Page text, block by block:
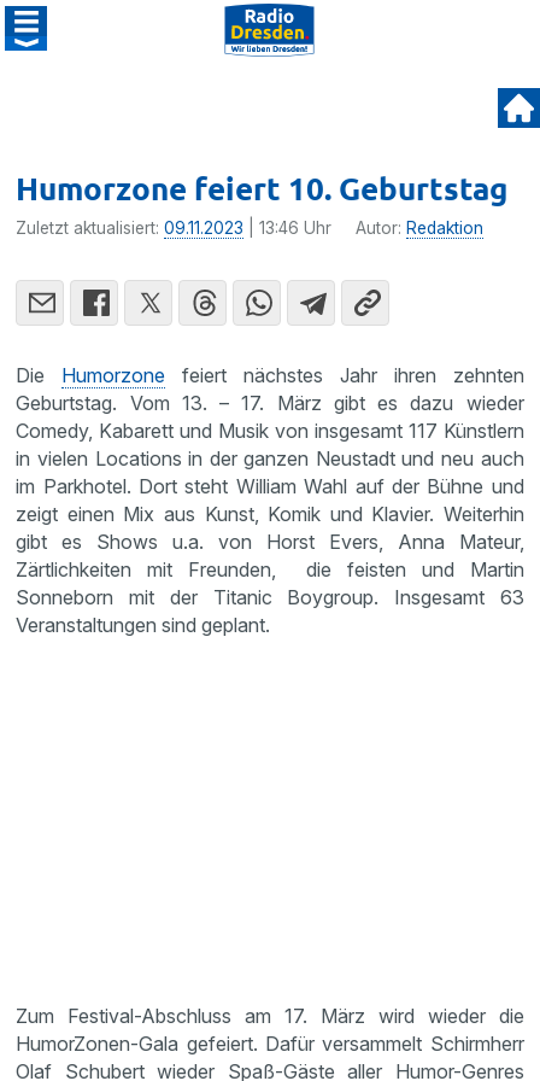
Humorzone feiert 10. Geburtstag
Zuletzt aktualisiert:09.11.2023 | 13:46 Uhr Autor: Redaktion
Die Humorzone feiert nächstes Jahr ihren zehnten
Geburtstag. Vom 13. – 17. März gibt es dazu wieder
Comedy, Kabarett und Musik von insgesamt 117 Künstlern
in vielen Locations in der ganzen Neustadt und neu auch
im Parkhotel. Dort steht William Wahl auf der Bühne und
zeigt einen Mix aus Kunst, Komik und Klavier. Weiterhin
gibt es Shows u.a. von Horst Evers, Anna Mateur,
Zärtlichkeiten mit Freunden, die feisten und Martin
Sonneborn mit der Titanic Boygroup. Insgesamt 63
Veranstaltungen sind geplant.
Zum Festival-Abschluss am 17. März wird wieder die
HumorZonen-Gala gefeiert. Dafür versammelt Schirmherr
Olaf Schubert wieder Spaß-Gäste aller Humor-Genres